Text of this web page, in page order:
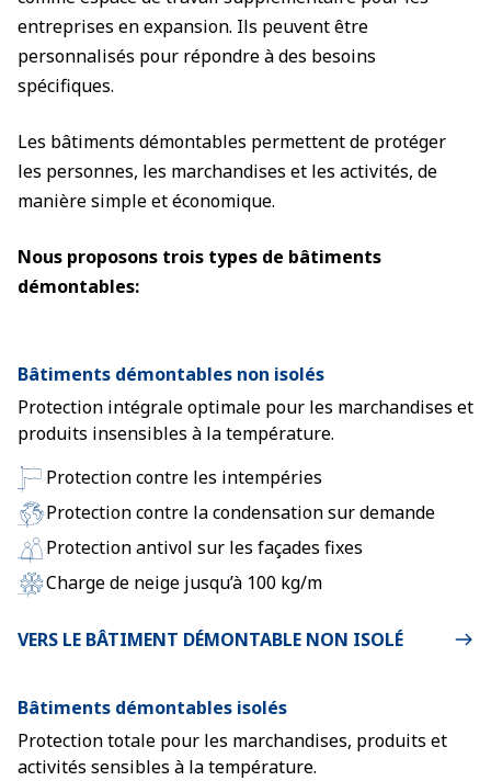
entreprises en expansion. Ils peuvent être
personnalisés pour répondre à des besoins
spécifiques.
Les bâtiments démontables permettent de protéger
les personnes, les marchandises et les activités, de
manière simple et économique.
Nous proposons trois types de bâtiments
démontables:
Bâtiments démontables non isolés
Protection intégrale optimale pour les marchandises et
produits insensibles à la température.
Protection contre les intempéries
Protection contre la condensation sur demande
Protection antivol sur les façades fixes
Charge de neige jusqu’à 100 kg/m
VERS LE BÂTIMENT DÉMONTABLE NON ISOLÉ
Bâtiments démontables isolés
Protection totale pour les marchandises, produits et
activités sensibles à la température.